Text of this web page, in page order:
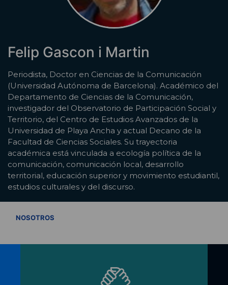
Felip Gascon i Martin
Periodista, Doctor en Ciencias de la Comunicación
(Universidad Autónoma de Barcelona). Académico del
Departamento de Ciencias de la Comunicación,
investigador del Observatorio de Participación Social y
Territorio, del Centro de Estudios Avanzados de la
Universidad de Playa Ancha y actual Decano de la
Facultad de Ciencias Sociales. Su trayectoria
académica está vinculada a ecología política de la
comunicación, comunicación local, desarrollo
territorial, educación superior y movimiento estudiantil,
estudios culturales y del discurso.
NOSOTROS